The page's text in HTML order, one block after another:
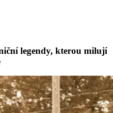
legendy, kterou milují